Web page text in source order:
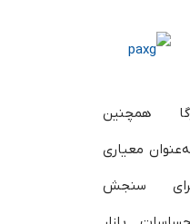
همچنین
معیاری
سنجش